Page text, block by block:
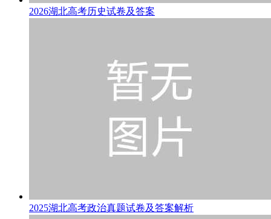
2026湖北高考历史试卷及答案
2025湖北高考政治真题试卷及答案解析